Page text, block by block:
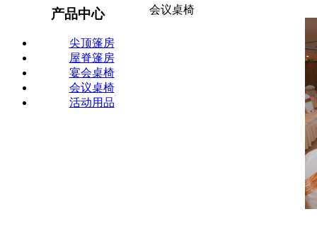
产品中心
尖顶篷房
屋脊篷房
宴会桌椅
会议桌椅
活动用品
会议桌椅